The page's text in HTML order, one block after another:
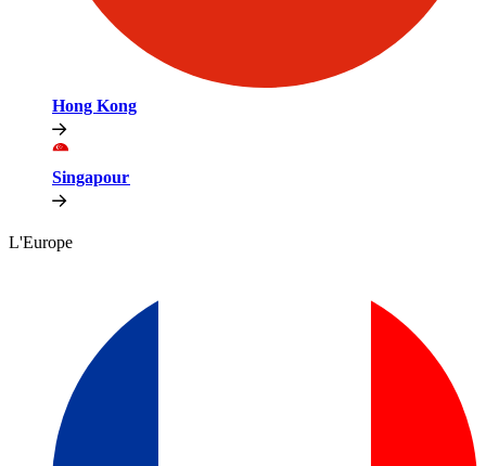
Hong Kong​​
Singapour​​
L'Europe​​